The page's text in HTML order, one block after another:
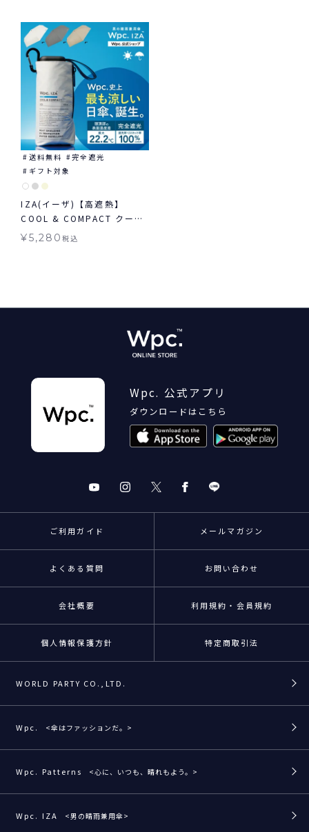
送料無料
完全遮光
ギフト対象
IZA(イーザ)【高遮熱】
COOL & COMPACT クール
&コンパクト 日傘 折りたた
¥5,280税込
Wpc. 公式アプリ
ダウンロードはこちら
ご利用ガイド メールマガジン
よくある質問 お問い合わせ
会社概要 利用規約・会員規約
個人情報保護方針 特定商取引法
WORLD PARTY CO.,LTD.
Wpc. <傘はファッションだ。>
Wpc. Patterns <心に、いつも、晴れもよう。>
Wpc. IZA <男の晴雨兼用傘>